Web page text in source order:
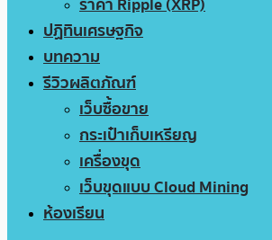
ปฏิทินเศรษฐกิจ
บทความ
รีวิวผลิตภัณฑ์
เว็บซื้อขาย
กระเป๋าเก็บเหรียญ
เครื่องขุด
เว็บขุดแบบ Cloud Mining
ห้องเรียน